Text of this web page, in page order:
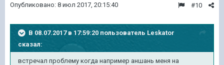
#10
Опубликовано: 8 июл 2017, 20:15:40
В 08.07.2017 в 17:59:20 пользователь Leskator
сказал:
встречал проблему когда например аншань меня на